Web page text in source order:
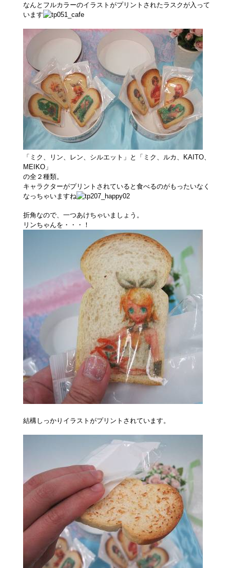
なんとフルカラーのイラストがプリントされたラスクが入って
います
「ミク、リン、レン、シルエット」と「ミク、ルカ、KAITO、
MEIKO」
の全２種類。
キャラクターがプリントされていると食べるのがもったいなく
なっちゃいますね
折角なので、一つあけちゃいましょう。
リンちゃんを・・・！
結構しっかりイラストがプリントされています。